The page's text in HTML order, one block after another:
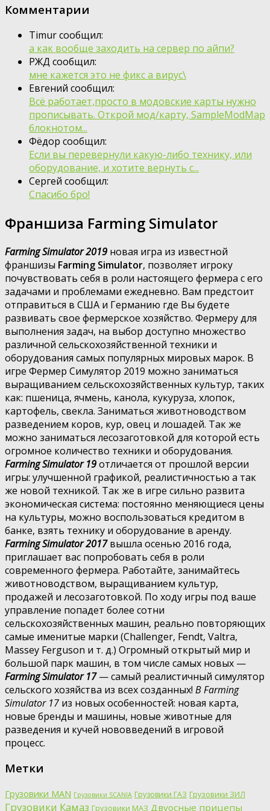
Комментарии
Timur сообщил:
а как вообще заходить на сервер по айпи?
РЖД сообщил:
мне кажется это не фикс а вирус\
Евгений сообщил:
Всё работает,просто в модовские карты нужно
прописывать. Открой мод/карту, SampleModMap
блокнотом...
Фёдор сообщил:
Если вы перевернули какую-либо технику, или
оборудование, и хотите вернуть с...
Сергей сообщил:
Спасибо бро!
Франшиза Farming Simulator
Farming Simulator 2019 новая игра из известной
франшизы Farming Simulator, позволяет игроку
почувствовать себя в роли настоящего фермера с его
задачами и проблемами ежедневно. Вам предстоит
отправиться в США и Германию где Вы будете
развивать свое фермерское хозяйство. Фермеру для
выполнения задач, на выбор доступно множество
различной сельскохозяйственной техники и
оборудования самых популярных мировых марок. В
игре Фермер Симулятор 2019 можно заниматься
выращиванием сельскохозяйственных культур, таких
как: пшеница, ячмень, канола, кукуруза, хлопок,
картофель, свекла. Заниматься животноводством
разведением коров, кур, овец и лошадей. Так же
можно заниматься лесозаготовкой для которой есть
огромное количество техники и оборудования.
Farming Simulator 19отличается от прошлой версии
игры: улучшенной графикой, реалистичностью а так
же новой техникой. Так же в игре сильно развита
экономическая система: постоянно меняющиеся цены
на культуры, можно воспользоваться кредитом в
банке, взять технику и оборудование в аренду.
Farming Simulator 2017вышла осенью 2016 года,
приглашает вас попробовать себя в роли
современного фермера. Работайте, занимайтесь
животноводством, выращиванием культур,
продажей и лесозаготовкой. По ходу игры под ваше
управление попадет более сотни
сельскохозяйственных машин, реально повторяющих
самые именитые марки (Challenger, Fendt, Valtra,
Massey Ferguson и т. д.) Огромный открытый мир и
большой парк машин, в том числе самых новых —
Farming Simulator 17 — самый реалистичный симулятор
сельского хозяйства из всех созданных! В Farming
Simulator 17 из новых особенностей: новая карта,
новые бренды и машины, новые животные для
разведения и кучей нововведений в игровой
процесс.
Метки
Грузовики MAN Грузовики SCANIA Грузовики ГАЗ Грузовики ЗИЛ
Грузовики Камаз Грузовики МАЗ Двуосные прицепы